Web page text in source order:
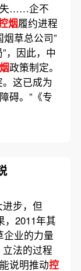
失……企不
烟履约进程
草总公司”
，因此，中
政策制定。
这已成为
碍。”《专
步，但
，2011年其
企业的力量
立法的过程
说明推动控